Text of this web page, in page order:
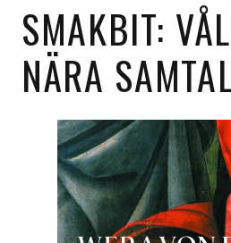
SMAKBIT:
NÄRA